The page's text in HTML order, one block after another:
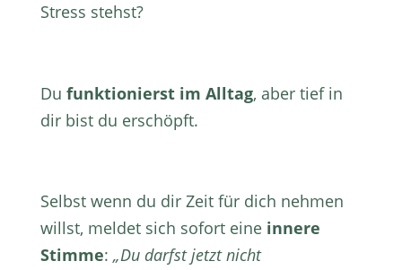
Stress stehst?
Du funktionierst im Alltag, aber tief in
dir bist du erschöpft.
Selbst wenn du dir Zeit für dich nehmen
willst, meldet sich sofort eine innere
Stimme: „Du darfst jetzt nicht